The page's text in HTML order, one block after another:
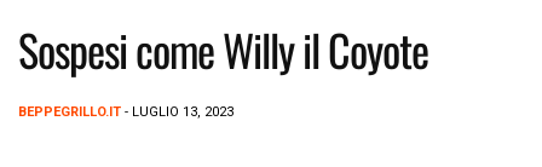
Sospesi come Willy il Coyote
BEPPEGRILLO.IT - LUGLIO 13, 2023